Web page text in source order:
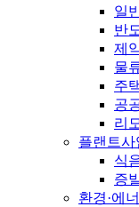
일
반
제
물
주
공
리
플랜트사
식
증
환경·에